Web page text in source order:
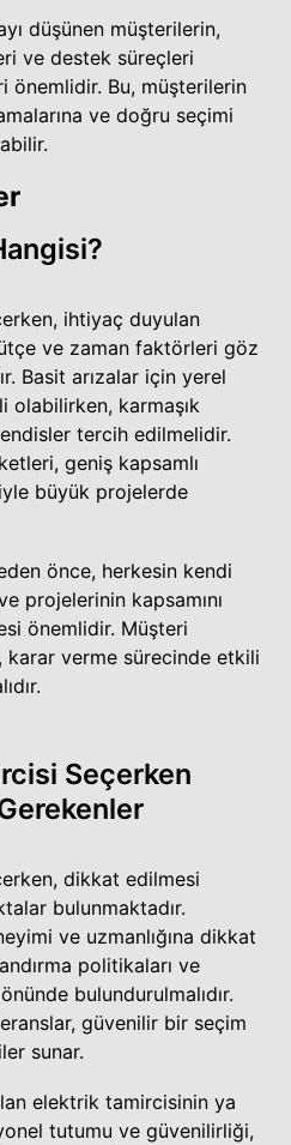
düşünen müşterilerin,
ve destek süreçleri
önemlidir. Bu, müşterilerin
ve doğru seçimi
ihtiyaç duyulan
ve zaman faktörleri göz
Basit arızalar için yerel
karmaşık
tercih edilmelidir.
geniş kapsamlı
büyük projelerde
önce, herkesin kendi
projelerinin kapsamını
önemlidir. Müşteri
karar verme sürecinde etkili
Seçerken
dikkat edilmesi
bulunmaktadır.
ve uzmanlığına dikkat
politikaları ve
bulundurulmalıdır.
güvenilir bir seçim
sunar.
elektrik tamircisinin ya
tutumu ve güvenilirliği,